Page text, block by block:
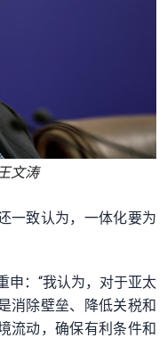
文涛
一致认为，一体化要为
申：“我认为，对于亚太
消除壁垒、降低关税和
流动，确保有利条件和